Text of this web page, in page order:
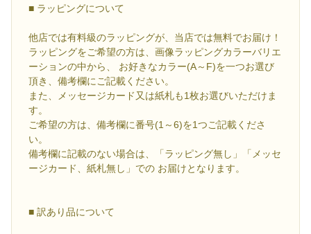
■ ラッピングについて
他店では有料級のラッピングが、当店では無料でお届け！
ラッピングをご希望の方は、画像ラッピングカラーバリエ
ーションの中から、 お好きなカラー(A～F)を一つお選び
頂き、備考欄にご記載ください。
また、メッセージカード又は紙札も1枚お選びいただけま
す。
ご希望の方は、備考欄に番号(1～6)を1つご記載くださ
い。
備考欄に記載のない場合は、「ラッピング無し」「メッセ
ージカード、紙札無し」での お届けとなります。
■ 訳あり品について